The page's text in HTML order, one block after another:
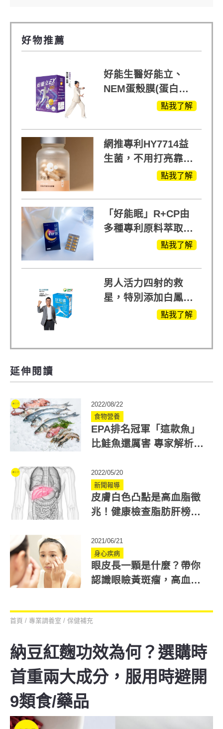
好物推薦
好能生醫好能立、
NEM蛋殼膜(蛋白聚
醣)關鍵配方，厲害其
點我了解
網推專利HY7714益
生菌，不用打亮靠養
點我了解
「好能眠」R+CP由
多種專利原料萃取、
白鳳豆、羅布麻、西
晰的關鍵!
點我了解
男人活力四射的救
星，特別添加白鳳豆
萃取 五色瑪卡點我了解
延伸閱讀
2022/08/22
食物營養
EPA排名冠軍「這款魚」
比鮭魚還厲害 專家解析十
點
2022/05/20
新聞報導
皮膚白色凸點是高血脂徵
兆！健康檢查脂肪肝榜首
2021/06/21
身心疾病
眼皮長一顆是什麼？帶你
認識眼瞼黃斑瘤，高血脂
首頁 / 專業調養室 / 保健補充
納豆紅麴功效為何？選購時
首重兩大成分，服用時避開
9類食/藥品